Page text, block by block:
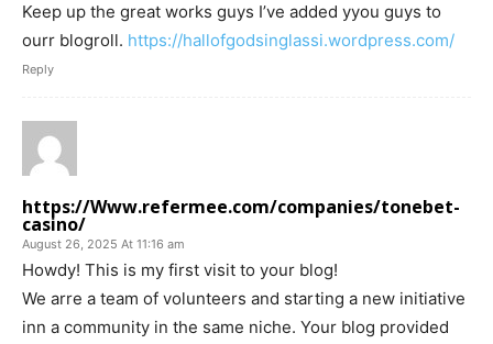
Keep up the great works guys I’ve added yyou guys to
ourr blogroll. https://hallofgodsinglassi.wordpress.com/
Reply
https://Www.refermee.com/companies/tonebet-
casino/
August 26, 2025 At 11:16 am
Howdy! This is my first visit to your blog!
We arre a team of volunteers and starting a new initiative
inn a community in the same niche. Your blog provided